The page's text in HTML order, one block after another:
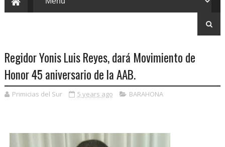
Regidor Yonis Luis Reyes, dará Movimiento de
Honor 45 aniversario de la AAB.
Primicias del Sur 5 years ago BARAHONA